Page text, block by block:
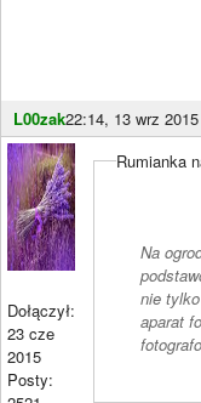
L00zak22:14, 13 wrz 2015
Dołączył:
23 cze
2015
Posty:
Rumianka
Na
nie
aparat